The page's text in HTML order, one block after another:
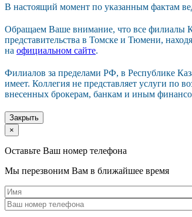
В настоящий момент по указанным фактам
Обращаем Ваше внимание, что все филиалы
представительства в Томске и Тюмени,
на официальном сайте.
Филиалов за пределами РФ, в Республике
имеет. Коллегия не представляет услуги по
внесенных брокерам, банкам и иным
Закрыть
×
Оставьте Ваш номер телефона
Мы перезвоним Вам в ближайшее время